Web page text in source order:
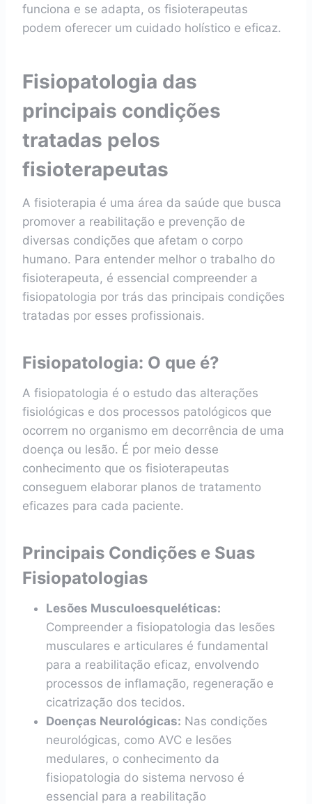
funciona e se adapta, os fisioterapeutas
podem oferecer um cuidado holístico e eficaz.
Fisiopatologia das
principais condições
tratadas pelos
fisioterapeutas
A fisioterapia é uma área da saúde que busca
promover a reabilitação e prevenção de
diversas condições que afetam o corpo
humano. Para entender melhor o trabalho do
fisioterapeuta, é essencial compreender a
fisiopatologia por trás das principais condições
tratadas por esses profissionais.
Fisiopatologia: O que é?
A fisiopatologia é o estudo das alterações
fisiológicas e dos processos patológicos que
ocorrem no organismo em decorrência de uma
doença ou lesão. É por meio desse
conhecimento que os fisioterapeutas
conseguem elaborar planos de tratamento
eficazes para cada paciente.
Principais Condições e Suas
Fisiopatologias
Lesões Musculoesqueléticas:
Compreender a fisiopatologia das lesões
musculares e articulares é fundamental
para a reabilitação eficaz, envolvendo
processos de inflamação, regeneração e
cicatrização dos tecidos.
Doenças Neurológicas: Nas condições
neurológicas, como AVC e lesões
medulares, o conhecimento da
fisiopatologia do sistema nervoso é
essencial para a reabilitação